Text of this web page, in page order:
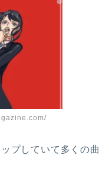
プしていて多くの曲